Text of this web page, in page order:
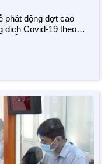
phát động đợt cao
dịch Covid-19 theo
động kêu gọi của Ủy
Xuân Phúc, Tổng
Mạnh -thay mặt toàn
(CCVC) ngành